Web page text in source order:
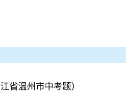
省温州市中考题）